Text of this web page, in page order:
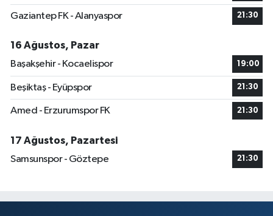
Gaziantep FK - Alanyaspor 21:30
16 Ağustos, Pazar
Başakşehir - Kocaelispor
19:00
Beşiktaş - Eyüpspor 21:30
Amed - Erzurumspor FK 21:30
17 Ağustos, Pazartesi
Samsunspor - Göztepe
21:30